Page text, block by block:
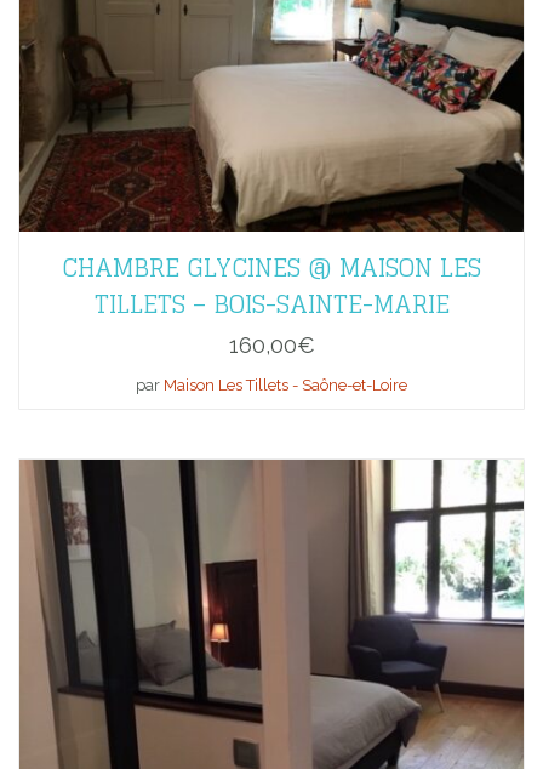
CHAMBRE GLYCINES @ MAISON LES
TILLETS – BOIS-SAINTE-MARIE
160,00€
par Maison Les Tillets - Saône-et-Loire